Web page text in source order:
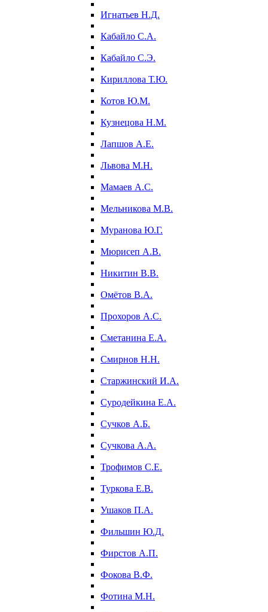
Игнатьев Н.Д.
Кабайло С.А.
Кабайло С.Э.
Кириллова Т.Ю.
Котов Ю.М.
Кузнецова Н.М.
Лапшов А.Е.
Львова М.Н.
Мамаев А.С.
Мельникова М.В.
Муранова Ю.Г.
Мюрисеп А.В.
Никитин В.В.
Омётов В.А.
Прохоров А.С.
Сметанина Е.А.
Смирнов Н.Н.
Старжинский И.А.
Суродейкина Е.А.
Сучков А.Б.
Сучкова А.А.
Трофимов С.Е.
Туркова Е.В.
Ушаков П.А.
Фильшин Ю.Д.
Фирстов А.П.
Фокова В.Ф.
Фотина М.Н.